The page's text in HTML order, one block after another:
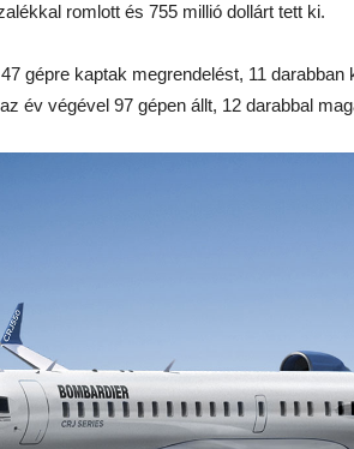
romlott és 755 millió dollárt tett ki.
gépre kaptak megrendelést, 11
év végével 97 gépen állt, 12 darabbal